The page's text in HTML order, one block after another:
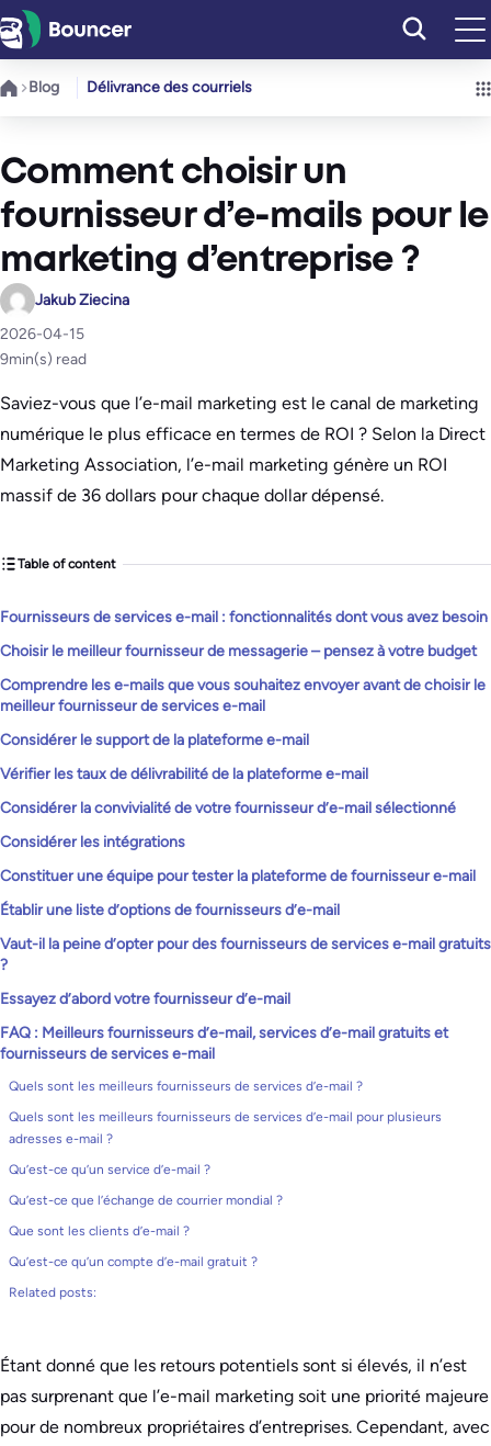
Aller
au
contenu
Blog Délivrance des courriels
Comment choisir un
fournisseur d’e-mails pour le
marketing d’entreprise ?
Jakub Ziecina
2026-04-15
9min(s) read
Saviez-vous que l’e-mail marketing est le canal de marketing
numérique le plus efficace en termes de ROI ? Selon la Direct
Marketing Association, l’e-mail marketing génère un ROI
massif de 36 dollars pour chaque dollar dépensé.
Table of content
Fournisseurs de services e-mail : fonctionnalités dont vous avez besoin
Choisir le meilleur fournisseur de messagerie – pensez à votre budget
Comprendre les e-mails que vous souhaitez envoyer avant de choisir le
meilleur fournisseur de services e-mail
Considérer le support de la plateforme e-mail
Vérifier les taux de délivrabilité de la plateforme e-mail
Considérer la convivialité de votre fournisseur d’e-mail sélectionné
Considérer les intégrations
Constituer une équipe pour tester la plateforme de fournisseur e-mail
Établir une liste d’options de fournisseurs d’e-mail
Vaut-il la peine d’opter pour des fournisseurs de services e-mail gratuits
?
Essayez d’abord votre fournisseur d’e-mail
FAQ : Meilleurs fournisseurs d’e-mail, services d’e-mail gratuits et
fournisseurs de services e-mail
Quels sont les meilleurs fournisseurs de services d’e-mail ?
Quels sont les meilleurs fournisseurs de services d’e-mail pour plusieurs
adresses e-mail ?
Qu’est-ce qu’un service d’e-mail ?
Qu’est-ce que l’échange de courrier mondial ?
Que sont les clients d’e-mail ?
Qu’est-ce qu’un compte d’e-mail gratuit ?
Related posts:
Étant donné que les retours potentiels sont si élevés, il n’est
pas surprenant que l’e-mail marketing soit une priorité majeure
pour de nombreux propriétaires d’entreprises. Cependant, avec